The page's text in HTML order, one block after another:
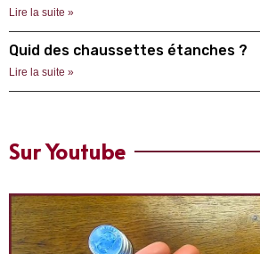
Lire la suite »
Quid des chaussettes étanches ?
Lire la suite »
Sur Youtube